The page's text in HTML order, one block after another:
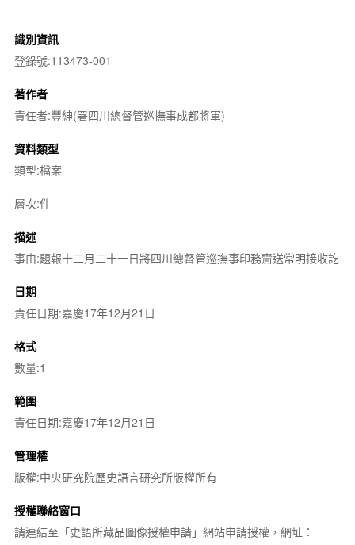
識別資訊
登錄號:113473-001
著作者
責任者:豐紳(署四川總督管巡撫事成都將軍)
資料類型
類型:檔案
層次:件
描述
事由:題報十二月二十一日將四川總督管巡撫事印務齎送常明接收訖
日期
責任日期:嘉慶17年12月21日
格式
數量:1
範圍
責任日期:嘉慶17年12月21日
管理權
版權:中央研究院歷史語言研究所版權所有
授權聯絡窗口
請連結至「史語所藏品圖像授權申請」網站申請授權，網址：